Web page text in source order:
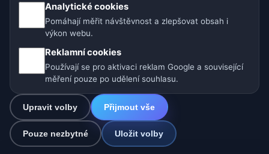
🇮🇳 Jižní a jihovýchodní Asie
Provozovatel: Spolek Minizoo.cz z.s. | IČO: 21135550 |
info@pocasi.online
© 2026 Počasí Online · Meteorologická data: MET Norway · Open-
Meteo. Výstrahy počasí: ČHMÚ.
Analytické cookies
Pomáhají měřit návštěvnost a zlepšovat obsah i
výkon webu.
Reklamní cookies
Používají se pro aktivaci reklam Google a související
měření pouze po udělení souhlasu.
Upravit volby Přijmout vše
Pouze nezbytné Uložit volby